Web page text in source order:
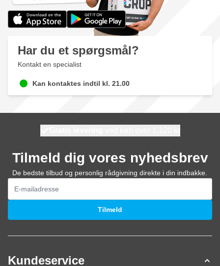
Har du et spørgsmål?
Kontakt en specialist
Kan kontaktes indtil kl. 21.00
Tilmeld dig vores nyhedsbrev
De bedste tilbud og personlig rådgivning direkte i din indbakke.
E-mail adresse
Tilmeld
Kundeservice